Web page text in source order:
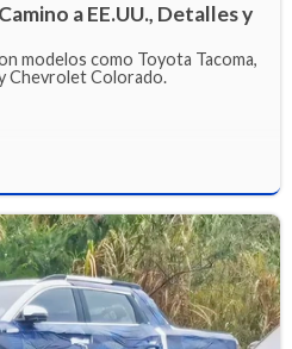
a EE.UU., Detalles y
modelos como Toyota Tacoma,
Chevrolet Colorado.